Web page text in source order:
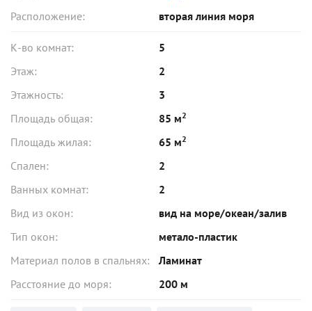
Расположение:
вторая линия моря
К-во комнат:
5
Этаж:
2
Этажность:
3
Площадь общая:
85 м2
Площадь жилая: 65 м2
Спален:
2
Ванных комнат:
2
Вид из окон:
вид на море/океан/залив
Тип окон:
метало-пластик
Материал полов в спальнях:
Ламинат
Расстояние до моря:
200 м